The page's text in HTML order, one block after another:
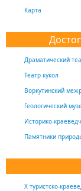
Карта
Драматический
Театр кукол
Воркутинский
Геологический
Историко-
Памятники
Х туристско-